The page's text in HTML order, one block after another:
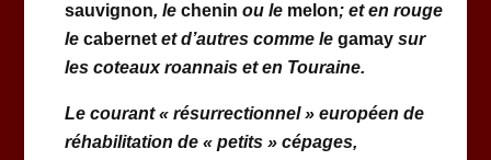
sauvignon, le chenin ou le melon; et en rouge
le cabernetet d’autres comme le gamaysur
les coteaux roannais et en Touraine.
Le courant « résurrectionnel » européen de
réhabilitation de « petits » cépages,